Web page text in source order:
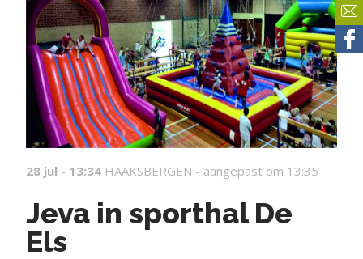
28 jul - 13:34 HAAKSBERGEN - aangepast om 13:35
Jeva in sporthal De
Els